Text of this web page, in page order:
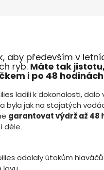
aby především v
ryb. Máte tak
i po 48
ladili k dokonalosti, dalo
byla jak na stojatých
garantovat výdrž až 48
déle.
odolaly útokům